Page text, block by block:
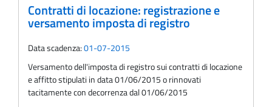
Contratti di locazione: registrazione e
versamento imposta di registro
Data scadenza:01-07-2015
Versamento dell'imposta di registro sui contratti di locazione
e affitto stipulati in data 01/06/2015 o rinnovati
tacitamente con decorrenza dal 01/06/2015